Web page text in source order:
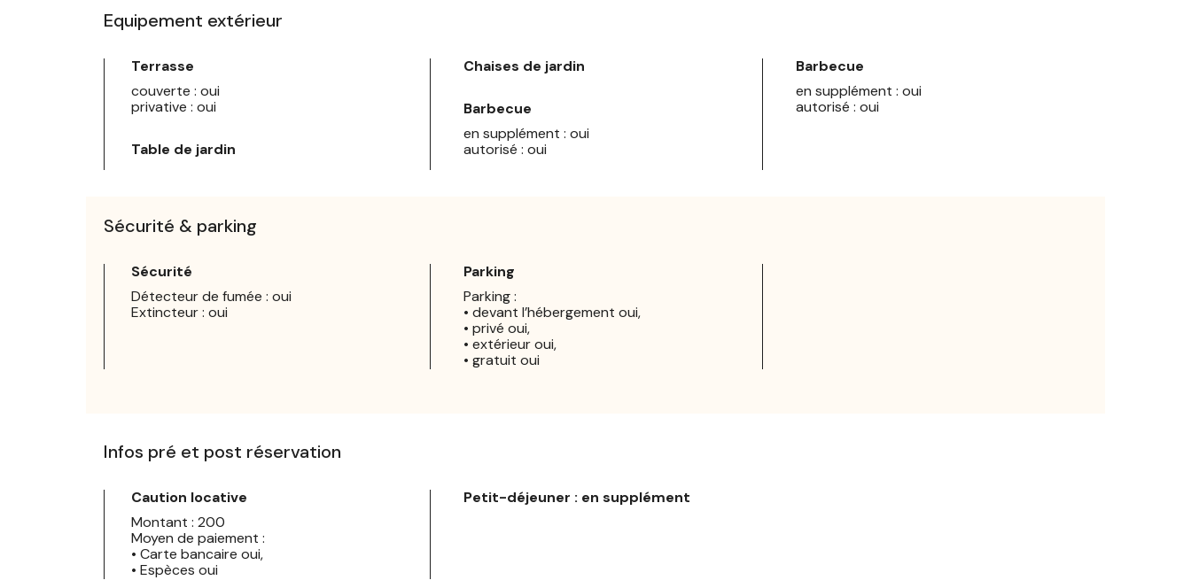
Equipement extérieur
Terrasse
couverte : oui
privative : oui
Table de jardin
Chaises de jardin
Barbecue
en supplément : oui
autorisé : oui
Barbecue
en supplément : oui
autorisé : oui
Sécurité & parking
Sécurité
Détecteur de fumée : oui
Extincteur : oui
Parking
Parking :
• devant l’hébergement oui,
• privé oui,
• extérieur oui,
• gratuit oui
Infos pré et post réservation
Caution locative
Montant : 200
Moyen de paiement :
• Carte bancaire oui,
• Espèces oui
Petit-déjeuner : en supplément